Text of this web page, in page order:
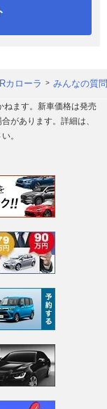
カローラ みんなの質
ます。新車価格は発売
があります。詳細は、
。